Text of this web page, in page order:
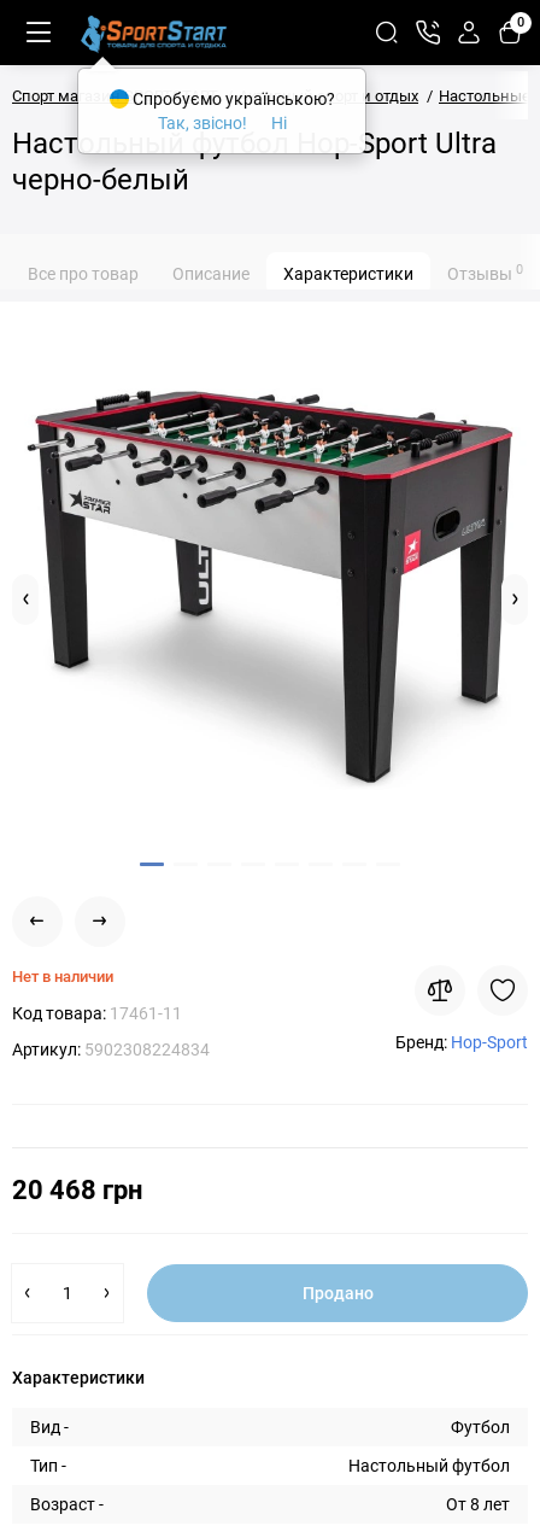
0
Спорт магазин SPORTSTART Активный спорт и отдых Настольные
Настольный футбол Hop-Sport Ultra
черно-белый
Все про товар Описание Характеристики Отзывы 0
Нет в наличии
Код товара: 17461-11
Артикул: 5902308224834 Бренд: Hop-Sport
20 468 грн
Продано
Характеристики
Вид -
Футбол
Тип -
Настольный футбол
Возраст -
От 8 лет
Спробуємо українською?
Так, звісно!
Ні